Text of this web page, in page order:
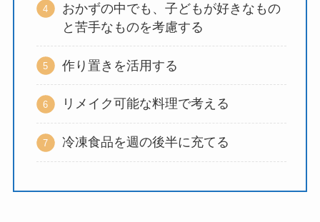
おかずの中でも、子どもが好きなもの
と苦手なものを考慮する
作り置きを活用する
リメイク可能な料理で考える
冷凍食品を週の後半に充てる